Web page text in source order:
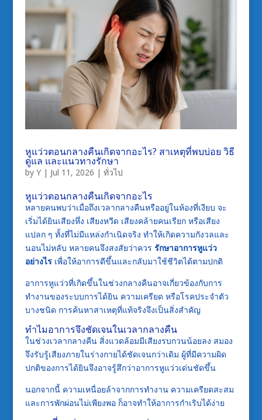
หูแว่วตอนกลางคืนเกิดจากอะไร? สาเหตุที่พบบ่อย วิธี
ดูแล และแนวทางรักษา
by Y| Jul 11, 2026 | ทั่วไป
หูแว่วตอนกลางคืนเกิดจากอะไร
หลายคนพบว่าเมื่อถึงเวลากลางคืนหรืออยู่ในห้องที่เงียบ จะ
เริ่มได้ยินเสียงหึ่ง เสียงหวีด เสียงคล้ายคนเรียก หรือเสียง
แปลก ๆ ทั้งที่ไม่มีแหล่งกำเนิดจริง ทำให้เกิดความกังวลและ
นอนไม่หลับ หลายคนจึงสงสัยว่าควร รักษาอาการหูแว่ว
อย่างไรเพื่อให้อาการดีขึ้นและกลับมาใช้ชีวิตได้ตามปกติ
อาการหูแว่วที่เกิดขึ้นในช่วงกลางคืนอาจเกี่ยวข้องกับการ
ทำงานของระบบการได้ยิน ความเครียด หรือโรคประจำตัว
บางชนิด การค้นหาสาเหตุที่แท้จริงจึงเป็นสิ่งสำคัญ
ทำไมอาการจึงชัดเจนในเวลากลางคืน
ในช่วงเวลากลางคืน สิ่งแวดล้อมมีเสียงรบกวนน้อยลง สมอง
จึงรับรู้เสียงภายในร่างกายได้ชัดเจนกว่าเดิม ผู้ที่มีความผิด
ปกติของการได้ยินจึงอาจรู้สึกว่าอาการหูแว่วเด่นชัดขึ้น
นอกจากนี้ ความเหนื่อยล้าจากการทำงาน ความเครียดสะสม
และการพักผ่อนไม่เพียงพอ ก็อาจทำให้อาการกำเริบได้ง่าย